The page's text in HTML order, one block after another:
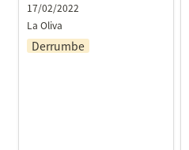
17/02/2022
La Oliva
Derrumbe